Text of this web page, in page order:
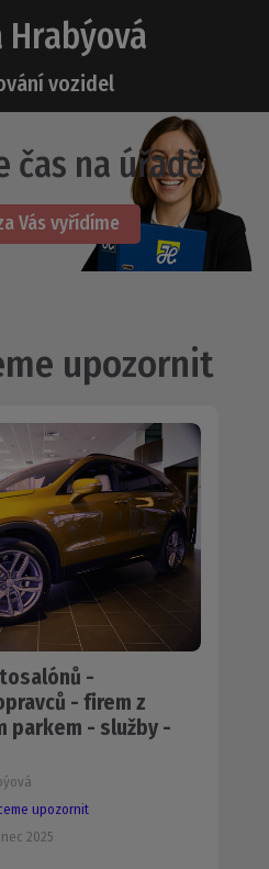
Hrabýová
vozidel
čas na úřadě
Vás vyřídíme
upozornit
-
- firem z
parkem - služby -
upozornit
2025